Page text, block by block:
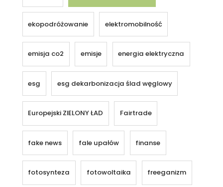
ekopodróżowanie elektromobilność
emisja co2 emisje energia elektryczna
esg esg dekarbonizacja ślad węglowy
Europejski ZIELONY ŁAD Fairtrade
fake news fale upałów finanse
fotosynteza fotowoltaika freeganizm